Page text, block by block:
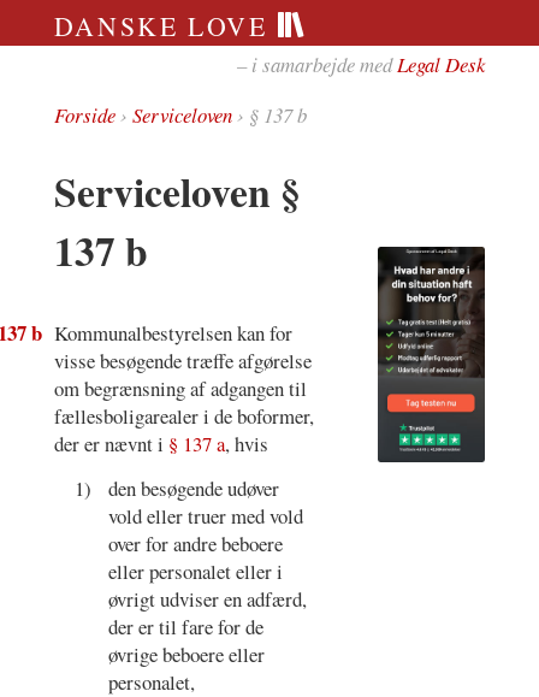
DANSKE LOVE
– i samarbejde medLegal Desk
Forside› Serviceloven› § 137 b
Serviceloven §
137 b
b Kommunalbestyrelsen kan for
visse besøgende træffe afgørelse
om begrænsning af adgangen til
fællesboligarealer i de boformer,
der er nævnt i § 137 a, hvis
1)
den besøgende udøver
vold eller truer med vold
over for andre beboere
eller personalet eller i
øvrigt udviser en adfærd,
der er til fare for de
øvrige beboere eller
personalet,